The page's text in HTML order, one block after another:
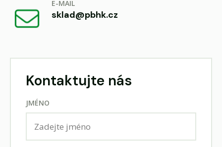
E-MAIL
sklad@pbhk.cz
Kontaktujte nás
JMÉNO